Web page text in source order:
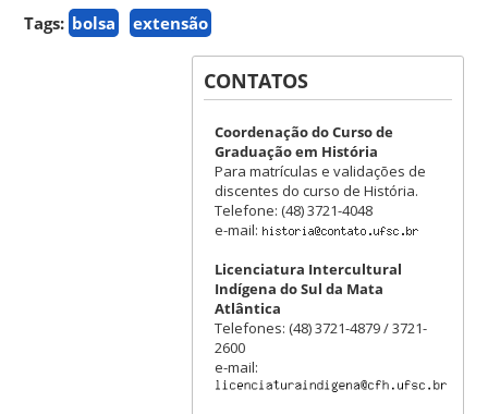
Tags: bolsa extensão
CONTATOS
Coordenação do Curso de
Graduação em História
Para matrículas e validações de
discentes do curso de História.
Telefone: (48) 3721-4048
e-mail:
Licenciatura Intercultural
Indígena do Sul da Mata
Atlântica
Telefones: (48) 3721-4879 / 3721-
2600
e-mail: